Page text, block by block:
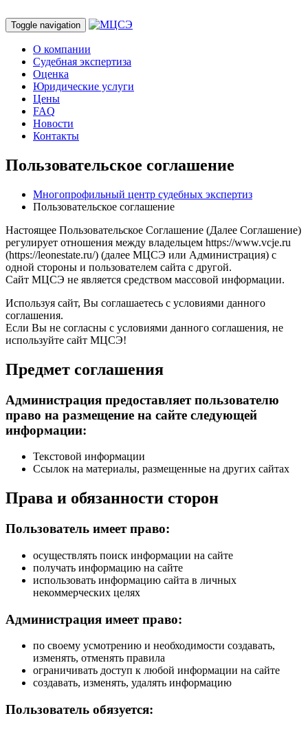
Toggle navigation
О компании
Судебная экспертиза
Оценка
Юридические услуги
Цены
FAQ
Новости
Контакты
Пользовательское соглашение
Многопрофильный центр судебных экспертиз
Пользовательское соглашение
Настоящее Пользовательское Соглашение (Далее Соглашение)
регулирует отношения между владельцем https://www.vcje.ru
(https://leonestate.ru/) (далее МЦСЭ или Администрация) с
одной стороны и пользователем сайта с другой.
Сайт МЦСЭ не является средством массовой информации.
Используя сайт, Вы соглашаетесь с условиями данного
соглашения.
Если Вы не согласны с условиями данного соглашения, не
используйте сайт МЦСЭ!
Предмет соглашения
Администрация предоставляет пользователю
право на размещение на сайте следующей
информации:
Текстовой информации
Ссылок на материалы, размещенные на других сайтах
Права и обязанности сторон
Пользователь имеет право:
осуществлять поиск информации на сайте
получать информацию на сайте
использовать информацию сайта в личных
некоммерческих целях
Администрация имеет право:
по своему усмотрению и необходимости создавать,
изменять, отменять правила
ограничивать доступ к любой информации на сайте
создавать, изменять, удалять информацию
Пользователь обязуется: